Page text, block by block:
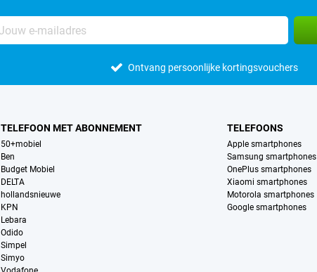
Ontvang persoonlijke kortingsvouchers
TELEFOON MET ABONNEMENT
50+mobiel
Ben
Budget Mobiel
DELTA
hollandsnieuwe
KPN
Lebara
Odido
Simpel
Simyo
TELEFOONS
Apple smartphones
Samsung smartphones
OnePlus smartphones
Xiaomi smartphones
Motorola smartphones
Google smartphones